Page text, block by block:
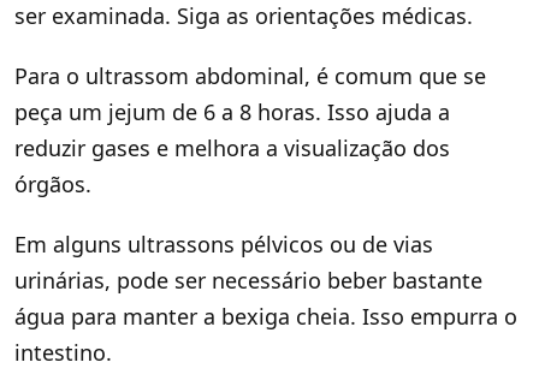
ser examinada. Siga as orientações médicas.
Para o ultrassom abdominal, é comum que se
peça um jejum de 6 a 8 horas. Isso ajuda a
reduzir gases e melhora a visualização dos
órgãos.
Em alguns ultrassons pélvicos ou de vias
urinárias, pode ser necessário beber bastante
água para manter a bexiga cheia. Isso empurra o
intestino.